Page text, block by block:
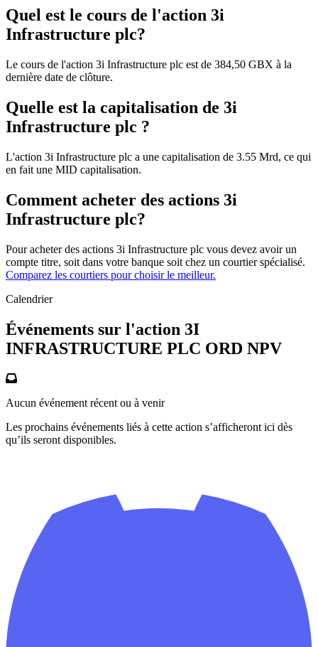
Quel est le cours de l'action 3i
Infrastructure plc?
Le cours de l'action 3i Infrastructure plc est de 384,50 GBX à la
dernière date de clôture.
Quelle est la capitalisation de 3i
Infrastructure plc ?
L'action 3i Infrastructure plc a une capitalisation de 3.55 Mrd, ce qui
en fait une MID capitalisation.
Comment acheter des actions 3i
Infrastructure plc?
Pour acheter des actions 3i Infrastructure plc vous devez avoir un
compte titre, soit dans votre banque soit chez un courtier spécialisé.
Comparez les courtiers pour choisir le meilleur.
Calendrier
Événements sur l'action 3I
INFRASTRUCTURE PLC ORD NPV
Aucun événement récent ou à venir
Les prochains événements liés à cette action s’afficheront ici dès
qu’ils seront disponibles.